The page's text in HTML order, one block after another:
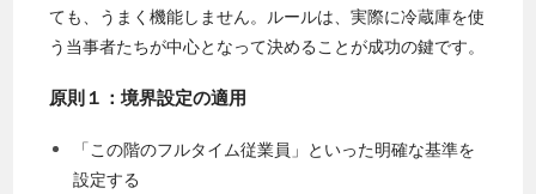
ても、うまく機能しません。ルールは、実際に冷蔵庫を使
う当事者たちが中心となって決めることが成功の鍵です。
原則１：境界設定の適用
「この階のフルタイム従業員」といった明確な基準を
設定する